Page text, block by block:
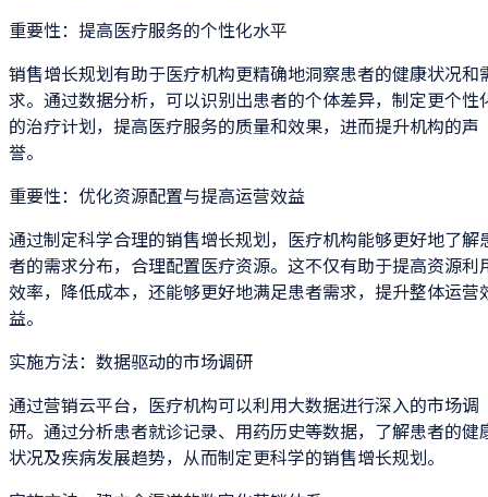
重要性：提高医疗服务的个性化水平
销售增长规划有助于医疗机构更精确地洞察患者的健康状况和
求。通过数据分析，可以识别出患者的个体差异，制定更个性
的治疗计划，提高医疗服务的质量和效果，进而提升机构的声
誉。
重要性：优化资源配置与提高运营效益
通过制定科学合理的销售增长规划，医疗机构能够更好地了解
者的需求分布，合理配置医疗资源。这不仅有助于提高资源利
效率，降低成本，还能够更好地满足患者需求，提升整体运营
益。
实施方法：数据驱动的市场调研
通过营销云平台，医疗机构可以利用大数据进行深入的市场调
研。通过分析患者就诊记录、用药历史等数据，了解患者的健
状况及疾病发展趋势，从而制定更科学的销售增长规划。